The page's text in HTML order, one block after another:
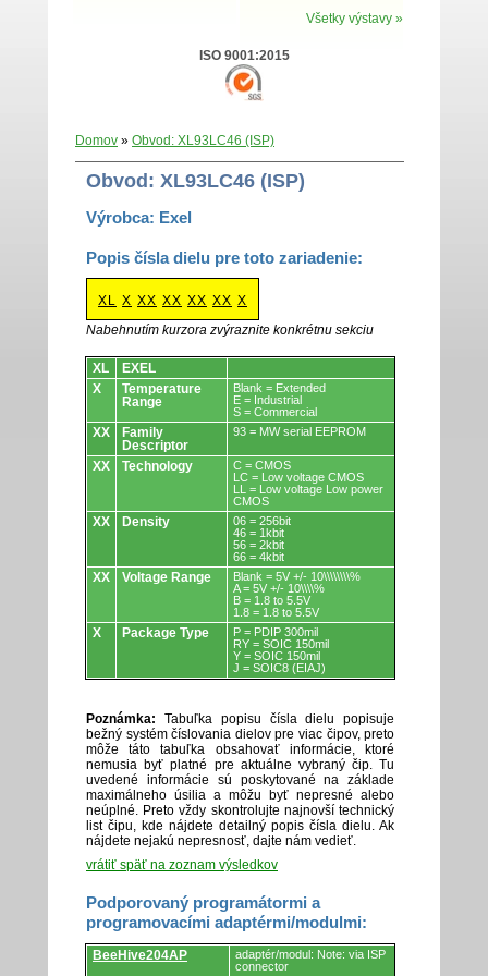
Všetky výstavy »
ISO 9001:2015
Domov » Obvod: XL93LC46 (ISP)
Obvod: XL93LC46 (ISP)
Výrobca: Exel
Popis čísla dielu pre toto zariadenie:
XL X XX XX XX XX X
Nabehnutím kurzora zvýraznite konkrétnu sekciu
Obvody.
XL
EXEL
X
Temperature
Range
Blank = Extended
E = Industrial
S = Commercial
XX
Family
Descriptor
93 = MW serial EEPROM
XX Technology
C = CMOS
LC = Low voltage CMOS
LL = Low voltage Low power
CMOS
XX Density
06 = 256bit
46 = 1kbit
56 = 2kbit
66 = 4kbit
XX Voltage Range
Blank = 5V +/- 10\\\\\\\\%
A = 5V +/- 10\\\\%
B = 1.8 to 5.5V
1.8 = 1.8 to 5.5V
X Package Type
P = PDIP 300mil
RY = SOIC 150mil
Y = SOIC 150mil
J = SOIC8 (EIAJ)
Poznámka: Tabuľka popisu čísla dielu popisuje
bežný systém číslovania dielov pre viac čipov, preto
môže táto tabuľka obsahovať informácie, ktoré
nemusia byť platné pre aktuálne vybraný čip. Tu
uvedené informácie sú poskytované na základe
maximálneho úsilia a môžu byť nepresné alebo
neúplné. Preto vždy skontrolujte najnovší technický
list čipu, kde nájdete detailný popis čísla dielu. Ak
nájdete nejakú nepresnosť, dajte nám vedieť.
vrátiť späť na zoznam výsledkov
Podporovaný programátormi a
programovacími adaptérmi/modulmi:
Podporovaný
programátormi
BeeHive204AP
adaptér/modul: Note: via ISP
connector